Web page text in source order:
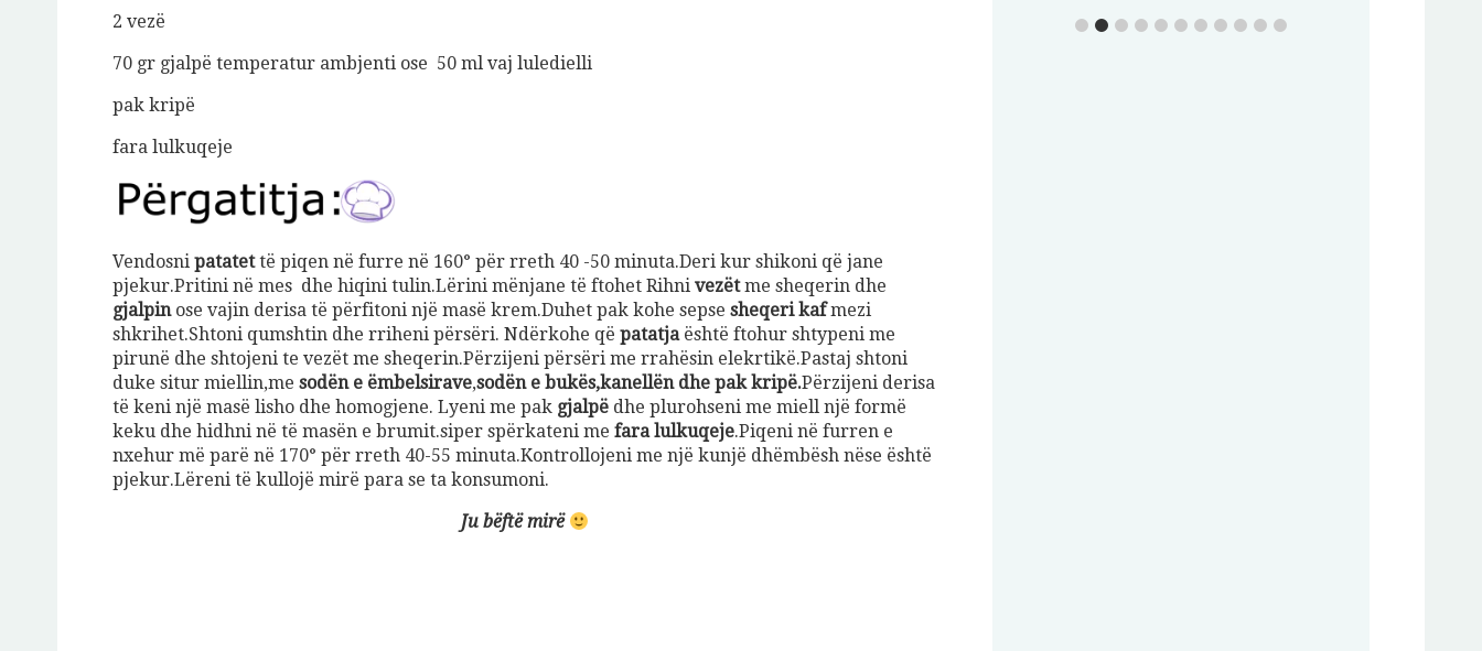
2 vezë
70 gr gjalpë temperatur ambjenti ose 50 ml vaj luledielli
pak kripë
fara lulkuqeje
Vendosni patatettë piqen në furre në 160° për rreth 40 -50 minuta.Deri kur shikoni që jane
pjekur.Pritini në mes dhe hiqini tulin.Lërini mënjane të ftohet Rihni vezëtme sheqerin dhe
gjalpinose vajin derisa të përfitoni një masë krem.Duhet pak kohe sepse sheqeri kafmezi
shkrihet.Shtoni qumshtin dhe rriheni përsëri. Ndërkohe që patatjaështë ftohur shtypeni me
pirunë dhe shtojeni te vezët me sheqerin.Përzijeni përsëri me rrahësin elekrtikë.Pastaj shtoni
duke situr miellin,me sodën e ëmbelsirave,sodën e bukës,kanellën dhe pak kripë.Përzijeni derisa
të keni një masë lisho dhe homogjene. Lyeni me pak gjalpë dhe plurohseni me miell një formë
keku dhe hidhni në të masën e brumit.siper spërkateni me fara lulkuqeje.Piqeni në furren e
nxehur më parë në 170° për rreth 40-55 minuta.Kontrollojeni me një kunjë dhëmbësh nëse është
pjekur.Lëreni të kullojë mirë para se ta konsumoni.
Ju bëftëmirë